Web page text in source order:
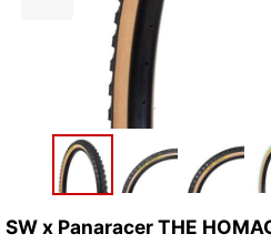
SW x Panaracer THE